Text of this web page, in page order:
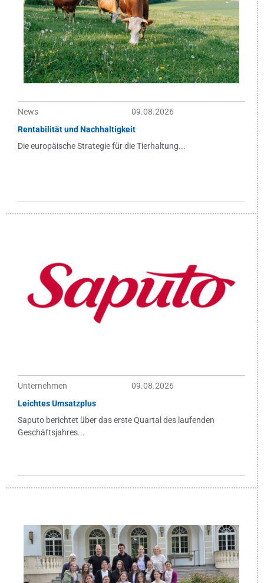
News
09.08.2026
Rentabilität und Nachhaltigkeit
Die europäische Strategie für die Tierhaltung...
Unternehmen
09.08.2026
Leichtes Umsatzplus
Saputo berichtet über das erste Quartal des laufenden
Geschäftsjahres...